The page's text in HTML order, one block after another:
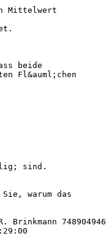
Mittelwert
beide
Fl&auml;chen
sind.
warum das
748904946